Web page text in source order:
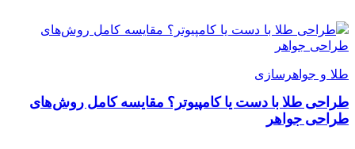
طلا و جواهرسازی
طراحی طلا با دست یا کامپیوتر؟ مقایسه کامل روش‌های
طراحی جواهر